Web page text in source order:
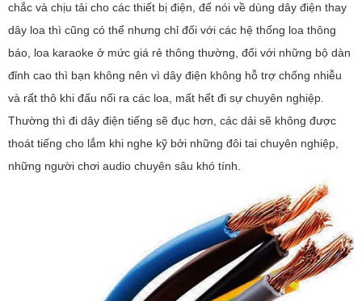
chắc và chịu tải cho các thiết bị điện, để nói về dùng dây điện thay
dây loa thì cũng có thể nhưng chỉ đối với các hệ thống loa thông
báo, loa karaoke ở mức giá rẻ thông thường, đối với những bộ dàn
đỉnh cao thì bạn không nên vì dây điện không hỗ trợ chống nhiễu
và rất thô khi đấu nối ra các loa, mất hết đi sự chuyên nghiệp.
Thường thì đi dây điện tiếng sẽ đục hơn, các dải sẽ không được
thoát tiếng cho lắm khi nghe kỹ bởi những đôi tai chuyên nghiệp,
những người chơi audio chuyên sâu khó tính.